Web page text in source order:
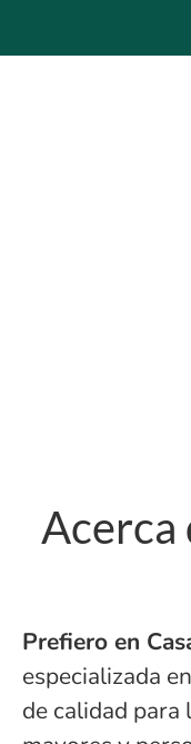
Acerca
Prefiero en
especializada
de calidad